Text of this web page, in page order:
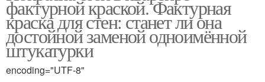
фактурной краской. Фактурная
краска для стен: станет ли она
достойной заменой одноимённой
штукатурки
encoding="UTF-8"